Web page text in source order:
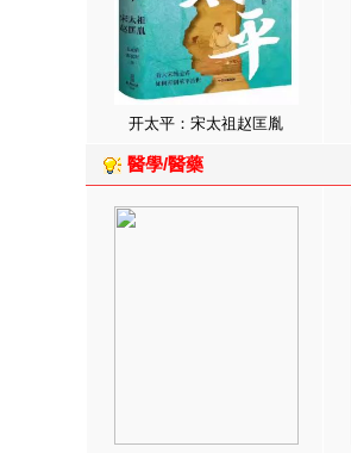
开太平：宋太祖赵匡胤
醫學/醫藥